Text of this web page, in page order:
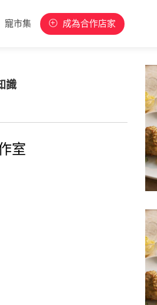
寵市集 成為合作店家
識
室